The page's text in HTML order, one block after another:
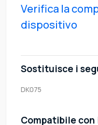
Verifica la
dispositivo
Sostituisce i
DK075
Compatibile